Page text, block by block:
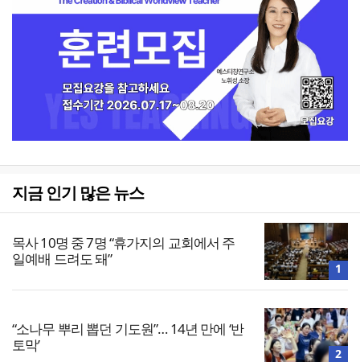
지금 인기 많은 뉴스
목사 10명 중 7명 “휴가지의 교회에서 주
일예배 드려도 돼”
1
“소나무 뿌리 뽑던 기도원”… 14년 만에 ‘반
토막’
2